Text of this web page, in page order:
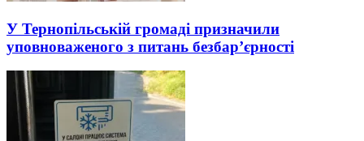
У Тернопільській громаді призначили
уповноваженого з питань безбар’єрності